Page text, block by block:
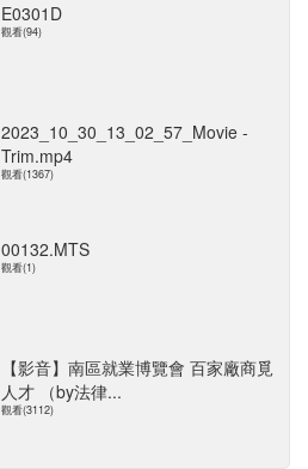
E0301D
觀看(94)
2023_10_30_13_02_57_Movie -
Trim.mp4
觀看(1367)
00132.MTS
觀看(1)
【影音】南區就業博覽會 百家廠商覓
人才 （by法律...
觀看(3112)